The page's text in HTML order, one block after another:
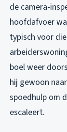
de camera-
hoofdafvoer
typisch voor
boel weer
hij gewoon
spoedhulp om
escaleert.